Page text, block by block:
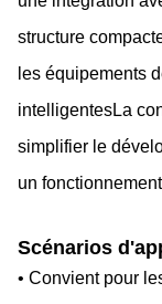
structure
les équipements
intelligentesLa
simplifier le
un
Scénarios
• Convient pour